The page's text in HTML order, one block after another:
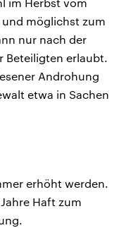
im Herbst vom
möglichst zum
nur nach der
Beteiligten erlaubt.
Androhung
etwa in Sachen
erhöht werden.
Haft zum